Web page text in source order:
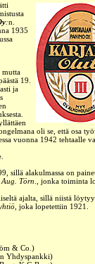
:n.
1935
mutta
19.
ja
oli se, että osa
vuonna 1942 tehtaalle
sillä alakulmassa on
Törn ., jonka toiminta
ajalta, sillä niistä
, joka lopetettiin 1921.
& Co.)
Yhdyspankki)